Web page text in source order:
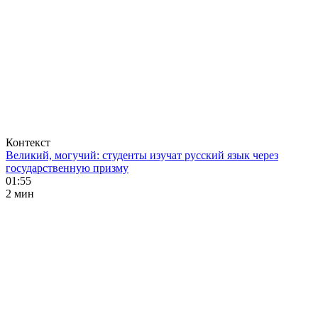
Контекст
Великий, могучий: студенты изучат русский язык через
государственную призму
01:55
2 мин